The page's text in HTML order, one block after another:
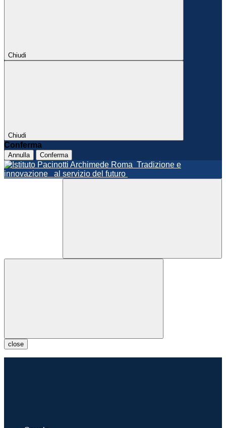
Chiudi
Chiudi
Conferma
Annulla Conferma
Roma Tradizione e
innovazione
al servizio del futuro
close